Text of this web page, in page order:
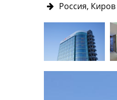
Россия, Киров